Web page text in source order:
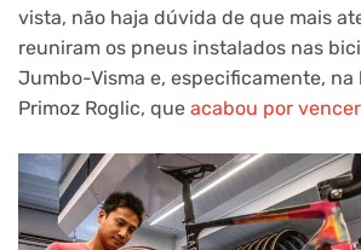
vista, não haja dúvida de que mais
reuniram os pneus instalados nas
Jumbo-Visma e, especificamente,
Primoz Roglic, que acabou por